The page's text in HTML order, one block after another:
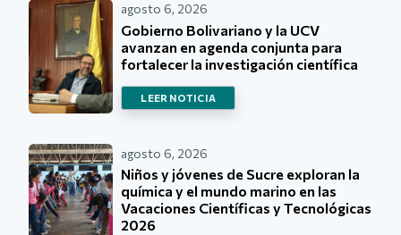
agosto 6, 2026
Gobierno Bolivariano y la UCV
avanzan en agenda conjunta para
fortalecer la investigación científica
LEER NOTICIA
agosto 6, 2026
Niños y jóvenes de Sucre exploran la
química y el mundo marino en las
Vacaciones Científicas y Tecnológicas
2026